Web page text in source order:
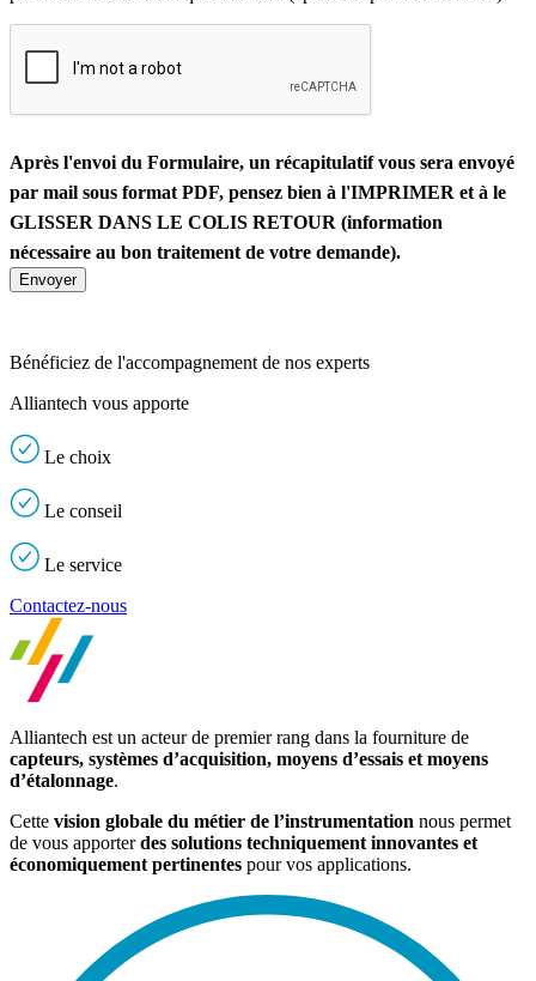
Après l'envoi du Formulaire, un récapitulatif vous sera envoyé
par mail sous format PDF, pensez bien à l'IMPRIMER et à le
GLISSER DANS LE COLIS RETOUR (information
nécessaire au bon traitement de votre demande).
Bénéficiez de l'accompagnement de nos experts
Alliantech vous apporte
Le choix
Le conseil
Le service
Contactez-nous
Alliantech est un acteur de premier rang dans la fourniture de
capteurs, systèmes d’acquisition, moyens d’essais et moyens
d’étalonnage.
Cette vision globale du métier de l’instrumentation nous permet
de vous apporterdes solutions techniquement innovantes et
économiquement pertinentes pour vos applications.